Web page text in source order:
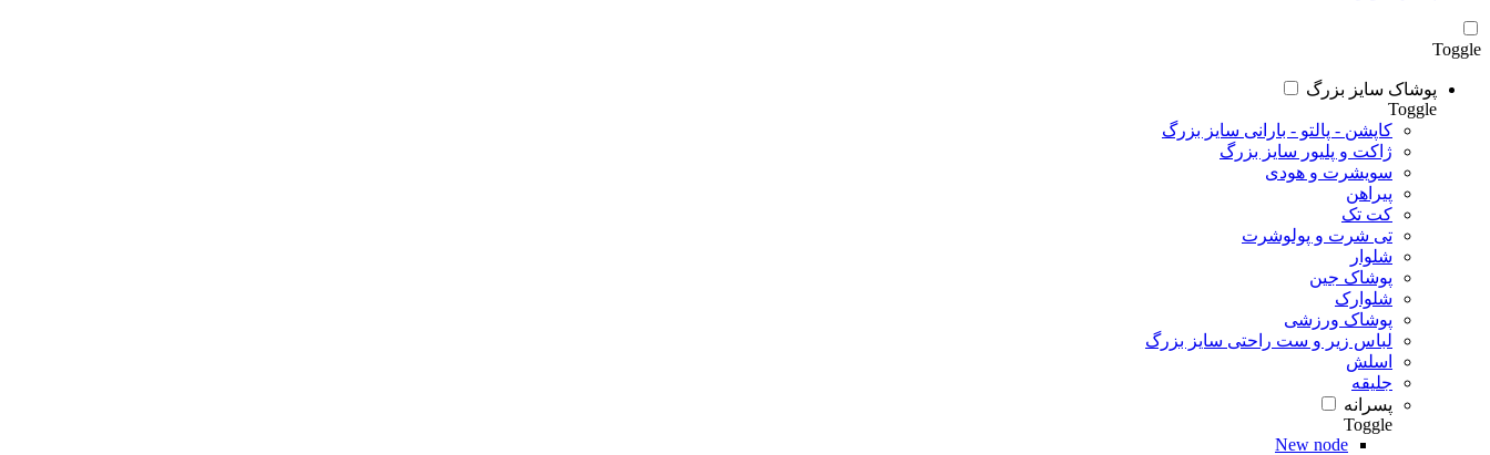
Toggle
پوشاک سایز بزرگ
Toggle
کاپشن - پالتو - بارانی سایز بزرگ
ژاکت و پلیور سایز بزرگ
سویشرت و هودی
پیراهن
کت تک
تی شرت و پولوشرت
شلوار
پوشاک جین
شلوارک
پوشاک ورزشی
لباس زیر و ست راحتی سایز بزرگ
اسلش
جلیقه
پسرانه
Toggle
New node